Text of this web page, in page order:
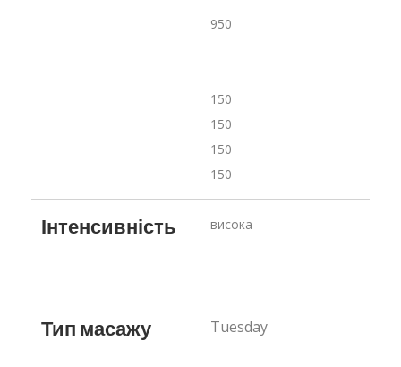
950
150
150
150
150
Інтенсивність висока
Тип масажу Tuesday